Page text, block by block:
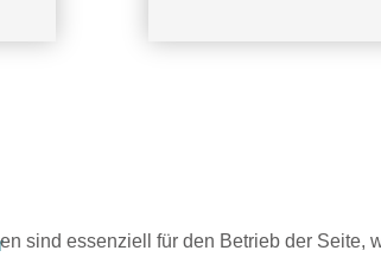
sind essenziell für den Betrieb der